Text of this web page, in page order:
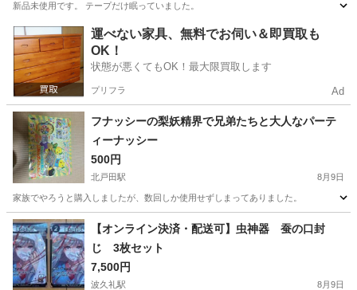
新品未使用です。 テープだけ眠っていました。
埼玉 さいたま市 北戸田駅 ミニカー カセット
運べない家具、無料でお伺い＆即買取も
OK！
状態が悪くてもOK！最大限買取します
プリフラ Ad
フナッシーの梨妖精界で兄弟たちと大人なパーテ
ィーナッシー
500円
北戸田駅 8月9日
家族でやろうと購入しましたが、数回しか使用せずしまってありました。
埼玉 戸田市 北戸田駅 パズル 大人
【オンライン決済・配送可】虫神器 蚕の口封
じ 3枚セット
7,500円
波久礼駅 8月9日